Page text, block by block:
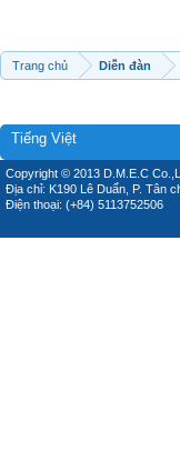
Trang chủ Diễn đàn
Tiếng Việt
Copyright © 2013 D.M.E.C
Địa chỉ: K190 Lê Duẩn, P. Tân
Điện thoại: (+84) 5113752506